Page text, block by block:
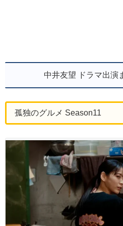
中井友望 ドラマ出演
孤独のグルメ Season11